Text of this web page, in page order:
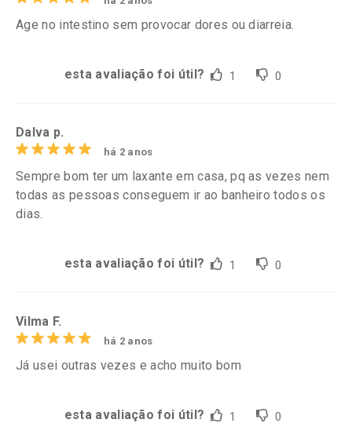
Age no intestino sem provocar dores ou diarreia.
esta avaliação foi útil? 1 0
Dalva p.
há 2 anos
Sempre bom ter um laxante em casa, pq as vezes nem
todas as pessoas conseguem ir ao banheiro todos os
dias.
esta avaliação foi útil? 1 0
Vilma F.
há 2 anos
Já usei outras vezes e acho muito bom
esta avaliação foi útil? 1 0